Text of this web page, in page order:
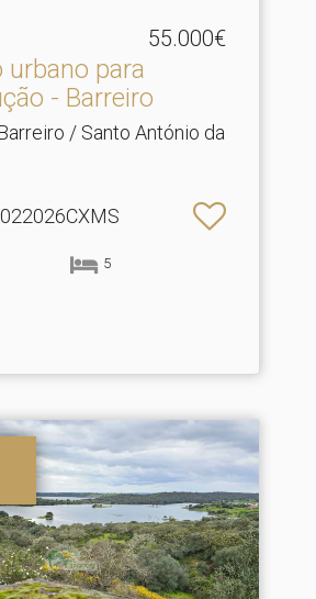
55.000€
urbano para
- Barreiro
/ Santo António da
5